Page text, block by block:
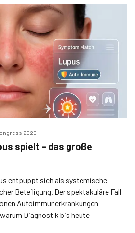
2025
spielt – das große
entpuppt sich als systemische
Beteiligung. Der spektakuläre Fall
Autoimmunerkrankungen
Diagnostik bis heute